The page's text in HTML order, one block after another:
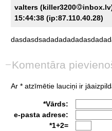
valters (killer3200
15:44:38 (ip:87.110.40.28)
Komentāra
Ar * atzīmētie lauciņi ir
*Vārds:
e-pasta adrese:
*1+2=